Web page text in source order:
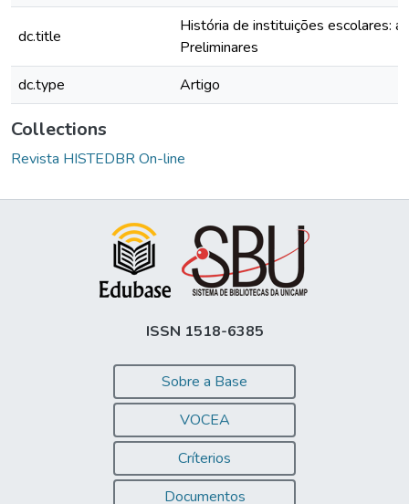
dc.title
História de instituições escolares:
Preliminares
dc.type
Artigo
Collections
Revista HISTEDBR On-line
ISSN 1518-6385
Sobre a Base
VOCEA
Críterios
Documentos